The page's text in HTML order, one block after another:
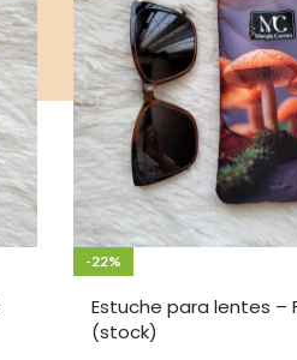
-22%
Estuche para lentes –
(stock)